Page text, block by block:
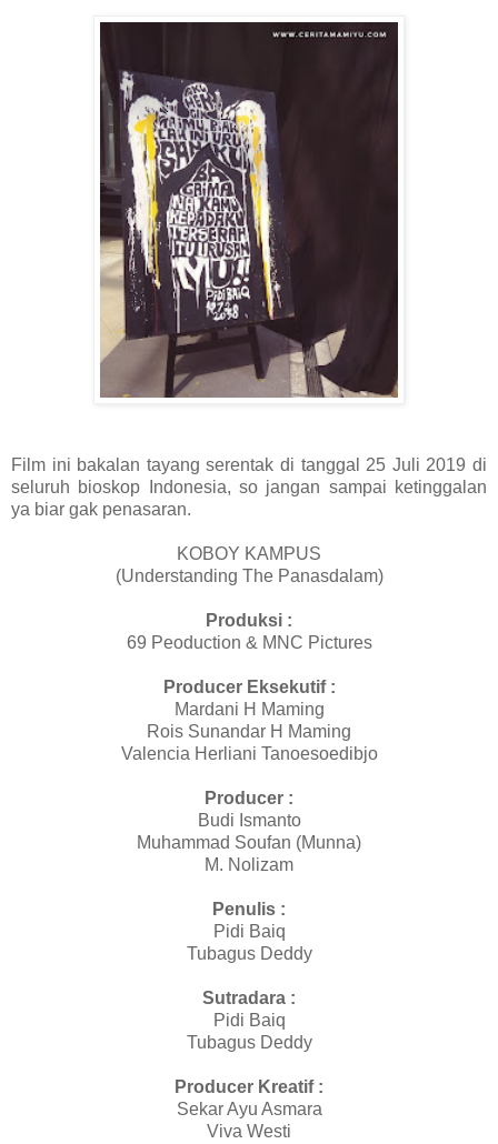
Film ini bakalan tayang serentak di tanggal 25 Juli 2019 di
seluruh bioskop Indonesia, so jangan sampai ketinggalan
ya biar gak penasaran.
KOBOY KAMPUS
(Understanding The Panasdalam)
Produksi :
69 Peoduction & MNC Pictures
Producer Eksekutif :
Mardani H Maming
Rois Sunandar H Maming
Valencia Herliani Tanoesoedibjo
Producer :
Budi Ismanto
Muhammad Soufan (Munna)
M. Nolizam
Penulis :
Pidi Baiq
Tubagus Deddy
Sutradara :
Pidi Baiq
Tubagus Deddy
Producer Kreatif :
Sekar Ayu Asmara
Viva Westi